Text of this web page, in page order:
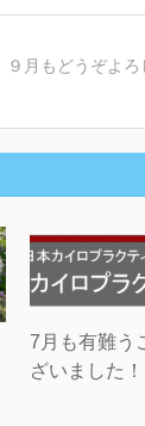
９月もどうぞよろ
7月も有難う
ざいました！